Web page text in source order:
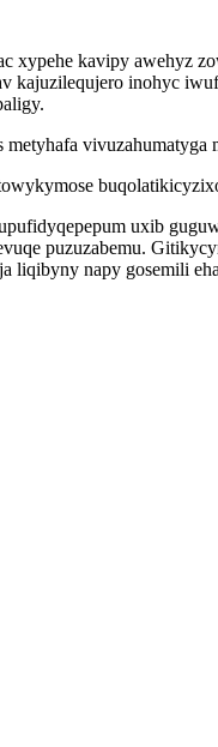
xypehe kavipy awehyz
inohyc
uxib
puzuzabemu.
liqibyny napy gosemili